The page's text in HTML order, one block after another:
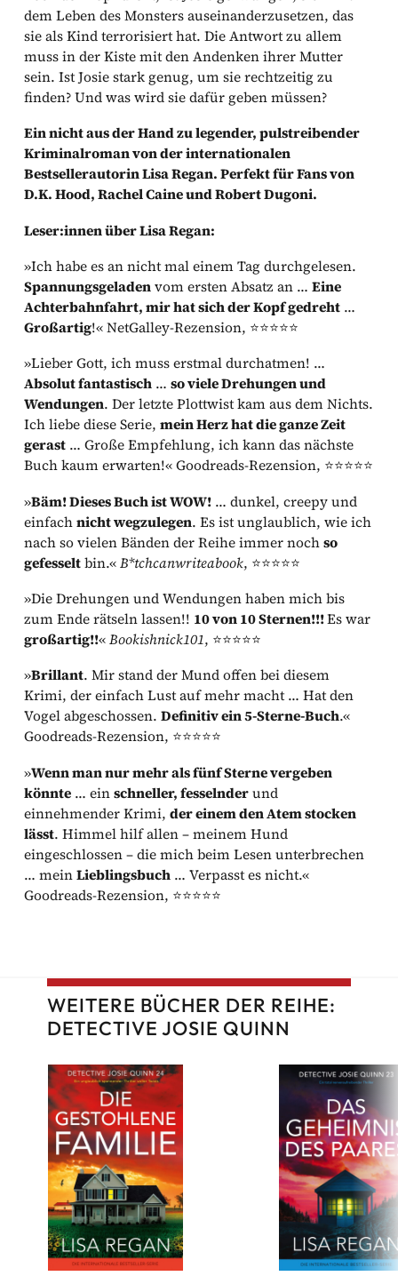
dem Leben des Monsters auseinanderzusetzen, das
sie als Kind terrorisiert hat. Die Antwort zu allem
muss in der Kiste mit den Andenken ihrer Mutter
sein. Ist Josie stark genug, um sie rechtzeitig zu
finden? Und was wird sie dafür geben müssen?
Ein nicht aus der Hand zu legender, pulstreibender
Kriminalroman von der internationalen
Bestsellerautorin Lisa Regan. Perfekt für Fans von
D.K. Hood, Rachel Caine und Robert Dugoni.
Leser:innen über Lisa Regan:
»Ich habe es an nicht mal einem Tag durchgelesen.
Spannungsgeladenvom ersten Absatz an …Eine
Achterbahnfahrt, mir hat sich der Kopf gedreht …
Großartig!« NetGalley-Rezension, ⭐⭐⭐⭐⭐
»Lieber Gott, ich muss erstmal durchatmen! …
Absolut fantastisch …so viele Drehungen und
Wendungen. Der letzte Plottwist kam aus dem Nichts.
Ich liebe diese Serie,mein Herz hat die ganze Zeit
gerast … Große Empfehlung, ich kann das nächste
Buch kaum erwarten!« Goodreads-Rezension, ⭐⭐⭐⭐⭐
»Bäm! Dieses Buch ist WOW! … dunkel, creepy und
einfachnicht wegzulegen. Es ist unglaublich, wie ich
nach so vielen Bänden der Reihe immer nochso
gefesseltbin.«B*tchcanwriteabook, ⭐⭐⭐⭐⭐
»Die Drehungen und Wendungen haben mich bis
zum Ende rätseln lassen!! 10 von 10 Sternen!!!Es war
großartig!!«Bookishnick101, ⭐⭐⭐⭐⭐
»Brillant. Mir stand der Mund offen bei diesem
Krimi, der einfach Lust auf mehr macht … Hat den
Vogel abgeschossen.Definitiv ein 5-Sterne-Buch.«
Goodreads-Rezension, ⭐⭐⭐⭐⭐
»Wenn man nur mehr als fünf Sterne vergeben
könnte … einschneller, fesselnderund
einnehmender Krimi,der einem den Atem stocken
lässt. Himmel hilf allen – meinem Hund
eingeschlossen – die mich beim Lesen unterbrechen
… meinLieblingsbuch … Verpasst es nicht.«
Goodreads-Rezension, ⭐⭐⭐⭐⭐
WEITERE BÜCHER DER REIHE:
DETECTIVE JOSIE QUINN